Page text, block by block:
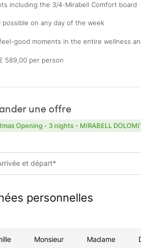
including the 3/4-Mirabell Comfort board
possible on any day of the week
good moments in the entire wellness
589,00 per person
une offre
Opening - 3 nights - MIRABELL
et départ*
personnelles
Monsieur Madame